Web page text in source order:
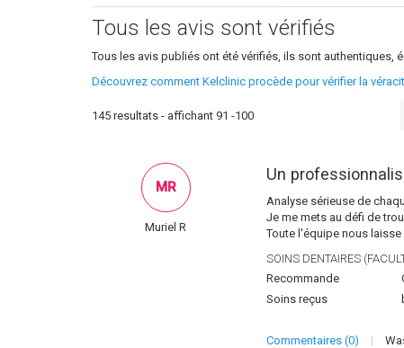
Tous les avis sont vérifiés
Tous les avis publiés ont été vérifiés, ils sont authentiques,
Découvrez comment Kelclinic procède pour vérifier la
145 resultats - affichant 91 -100
Un
Analyse sérieuse de
Je me mets au défi de
Toute l'équipe nous laisse
SOINS DENTAIRES
Recommande
Soins reçus
MR
Muriel R
Commentaires (0) |